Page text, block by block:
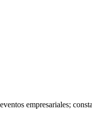
empresariales;